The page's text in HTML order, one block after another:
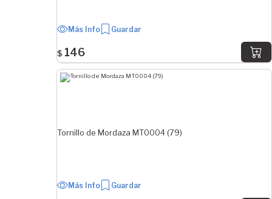
Más Info Guardar
$ 146
Tornillo de Mordaza MT0004 (79)
Más Info Guardar